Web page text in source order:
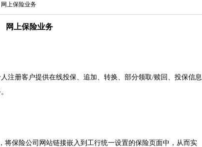
网上保险业务
网上保险业务
册客户提供在线投保、追加、转换、部分领取/赎回、投保信息
保险公司网站链接嵌入到工行统一设置的保险页面中，从而实